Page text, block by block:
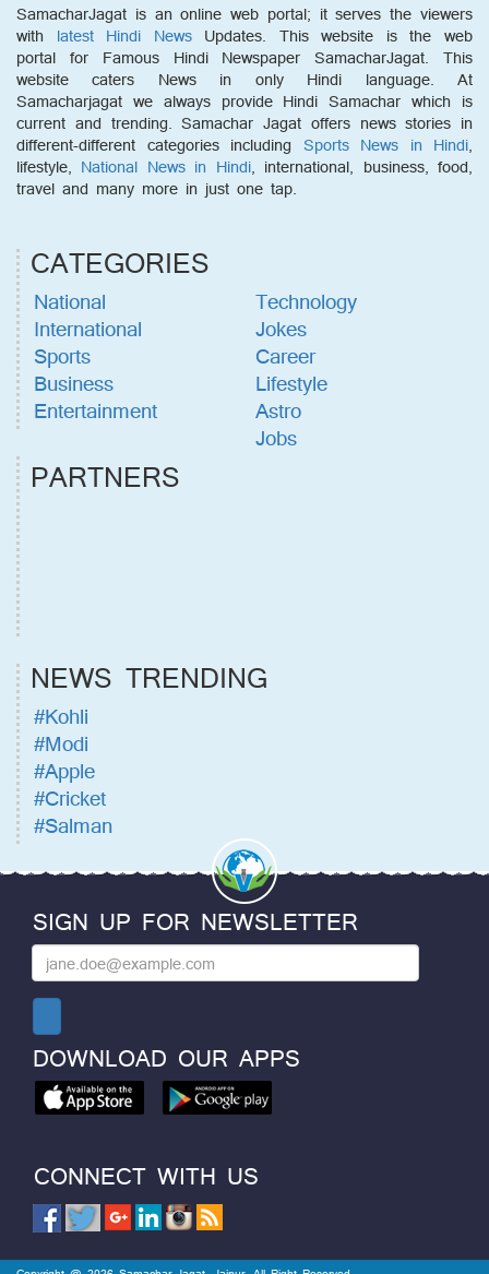
SamacharJagat is an online web portal; it serves the viewers
with latest Hindi NewsUpdates. This website is the web
portal for Famous Hindi Newspaper SamacharJagat. This
website caters News in only Hindi language. At
Samacharjagat we always provide Hindi Samachar which is
current and trending. Samachar Jagat offers news stories in
different-different categories including Sports News in Hindi,
lifestyle, National News in Hindi, international, business, food,
travel and many more in just one tap.
CATEGORIES
National
International
Sports
Business
Entertainment
Technology
Jokes
Career
Lifestyle
Astro
Jobs
PARTNERS
NEWS TRENDING
#Kohli
#Modi
#Apple
#Cricket
#Salman
SIGN UP FOR NEWSLETTER
DOWNLOAD OUR APPS
CONNECT WITH US